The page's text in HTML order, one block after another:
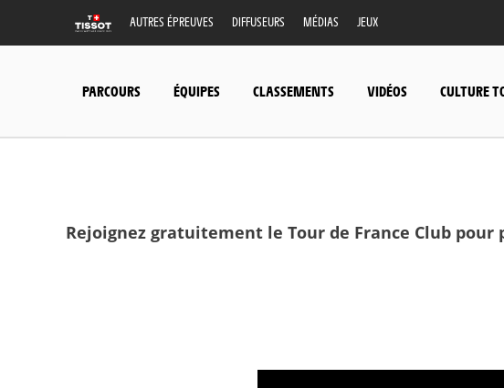
AUTRES ÉPREUVES DIFFUSEURS MÉDIAS JEUX
PARCOURS ÉQUIPES CLASSEMENTS VIDÉOS CULTURE
Rejoignez gratuitement le Tour de France Club